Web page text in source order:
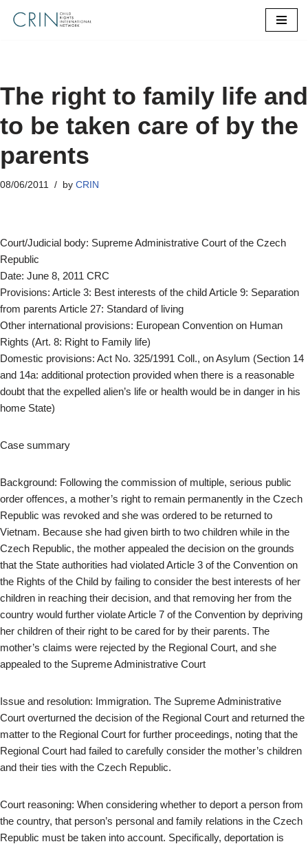
The right to family life and
to be taken care of by the
parents
08/06/2011 by CRIN
Court/Judicial body: Supreme Administrative Court of the Czech
Republic
Date: June 8, 2011 CRC
Provisions: Article 3: Best interests of the child Article 9: Separation
from parents Article 27: Standard of living
Other international provisions: European Convention on Human
Rights (Art. 8: Right to Family life)
Domestic provisions: Act No. 325/1991 Coll., on Asylum (Section 14
and 14a: additional protection provided when there is a reasonable
doubt that the expelled alien’s life or health would be in danger in his
home State)
Case summary
Background: Following the commission of multiple, serious public
order offences, a mother’s right to remain permanently in the Czech
Republic was revoked and she was ordered to be returned to
Vietnam. Because she had given birth to two children while in the
Czech Republic, the mother appealed the decision on the grounds
that the State authorities had violated Article 3 of the Convention on
the Rights of the Child by failing to consider the best interests of her
children in reaching their decision, and that removing her from the
country would further violate Article 7 of the Convention by depriving
her children of their right to be cared for by their parents. The
mother’s claims were rejected by the Regional Court, and she
appealed to the Supreme Administrative Court
Issue and resolution: Immigration. The Supreme Administrative
Court overturned the decision of the Regional Court and returned the
matter to the Regional Court for further proceedings, noting that the
Regional Court had failed to carefully consider the mother’s children
and their ties with the Czech Republic.
Court reasoning: When considering whether to deport a person from
the country, that person’s personal and family relations in the Czech
Republic must be taken into account. Specifically, deportation is